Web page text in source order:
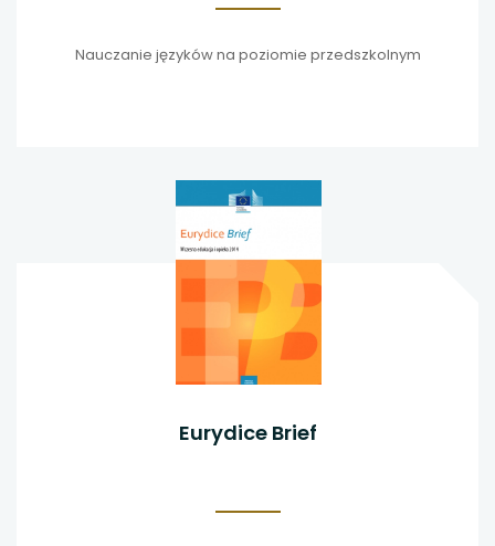
Nauczanie języków na poziomie przedszkolnym
Eurydice Brief